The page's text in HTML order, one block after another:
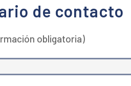
de contacto
obligatoria)